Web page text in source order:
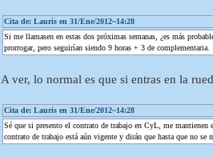
Cita de: Lauris en 31/Ene/2012~14:28
Si me llamasen en estas dos próximas semanas, ¿es más
prorrogar, pero seguirían siendo 9 horas + 3 de complementaria.
A ver, lo normal es que si entras en la
Cita de: Lauris en 31/Ene/2012~14:28
Sé que si presento el contrato de trabajo en CyL, me
contrato de trabajo está aún vigente y dirán que hasta que no se